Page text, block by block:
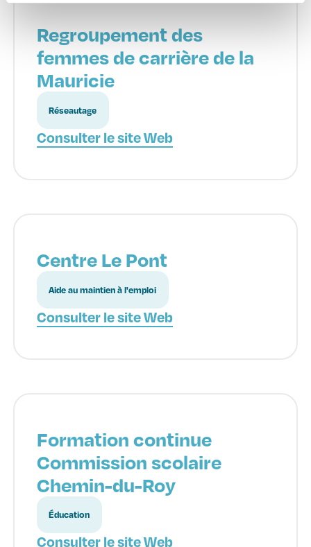
Regroupement des
femmes de carrière de la
Mauricie
Réseautage
Consulter le site Web
Centre Le Pont
Aide au maintien à l'emploi
Consulter le site Web
Formation continue
Commission scolaire
Chemin-du-Roy
Éducation
Consulter le site Web